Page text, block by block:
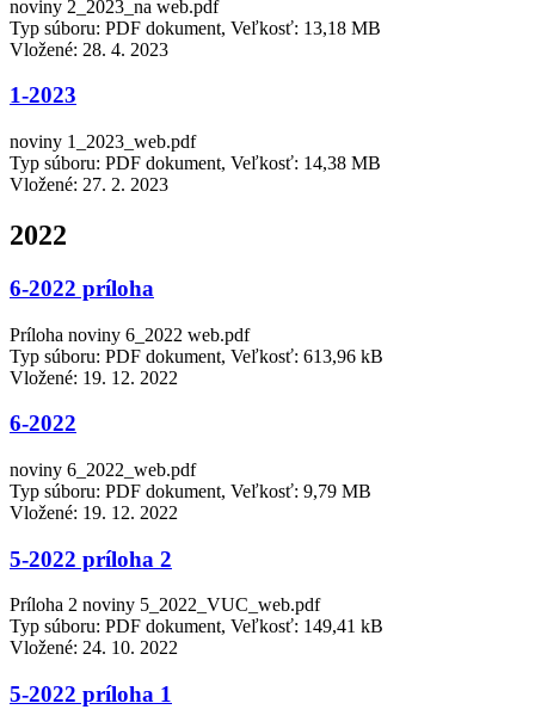
noviny 2_2023_na web.pdf
Typ súboru: PDF dokument, Veľkosť: 13,18 MB
Vložené: 28. 4. 2023
1-2023
noviny 1_2023_web.pdf
Typ súboru: PDF dokument, Veľkosť: 14,38 MB
Vložené: 27. 2. 2023
2022
6-2022 príloha
Príloha noviny 6_2022 web.pdf
Typ súboru: PDF dokument, Veľkosť: 613,96 kB
Vložené: 19. 12. 2022
6-2022
noviny 6_2022_web.pdf
Typ súboru: PDF dokument, Veľkosť: 9,79 MB
Vložené: 19. 12. 2022
5-2022 príloha 2
Príloha 2 noviny 5_2022_VUC_web.pdf
Typ súboru: PDF dokument, Veľkosť: 149,41 kB
Vložené: 24. 10. 2022
5-2022 príloha 1